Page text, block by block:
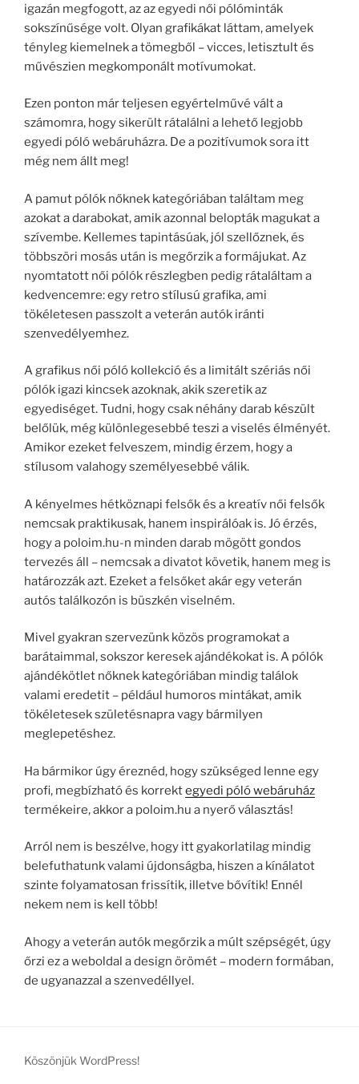
igazán megfogott, az az egyedi női pólóminták
sokszínűsége volt. Olyan grafikákat láttam, amelyek
tényleg kiemelnek a tömegből – vicces, letisztult és
művészien megkomponált motívumokat.
Ezen ponton már teljesen egyértelművé vált a
számomra, hogy sikerült rátalálni a lehető legjobb
egyedi póló webáruházra. De a pozitívumok sora itt
még nem állt meg!
A pamut pólók nőknek kategóriában találtam meg
azokat a darabokat, amik azonnal belopták magukat a
szívembe. Kellemes tapintásúak, jól szellőznek, és
többszöri mosás után is megőrzik a formájukat. Az
nyomtatott női pólók részlegben pedig rátaláltam a
kedvencemre: egy retro stílusú grafika, ami
tökéletesen passzolt a veterán autók iránti
szenvedélyemhez.
A grafikus női póló kollekció és a limitált szériás női
pólók igazi kincsek azoknak, akik szeretik az
egyediséget. Tudni, hogy csak néhány darab készült
belőlük, még különlegesebbé teszi a viselés élményét.
Amikor ezeket felveszem, mindig érzem, hogy a
stílusom valahogy személyesebbé válik.
A kényelmes hétköznapi felsők és a kreatív női felsők
nemcsak praktikusak, hanem inspirálóak is. Jó érzés,
hogy a poloim.hu-n minden darab mögött gondos
tervezés áll – nemcsak a divatot követik, hanem meg is
határozzák azt. Ezeket a felsőket akár egy veterán
autós találkozón is büszkén viselném.
Mivel gyakran szervezünk közös programokat a
barátaimmal, sokszor keresek ajándékokat is. A pólók
ajándékötlet nőknek kategóriában mindig találok
valami eredetit – például humoros mintákat, amik
tökéletesek születésnapra vagy bármilyen
meglepetéshez.
Ha bármikor úgy éreznéd, hogy szükséged lenne egy
profi, megbízható és korrektegyedi póló webáruház
termékeire, akkor a poloim.hu a nyerő választás!
Arról nem is beszélve, hogy itt gyakorlatilag mindig
belefuthatunk valami újdonságba, hiszen a kínálatot
szinte folyamatosan frissítik, illetve bővítik! Ennél
nekem nem is kell több!
Ahogy a veterán autók megőrzik a múlt szépségét, úgy
őrzi ez a weboldal a design örömét – modern formában,
de ugyanazzal a szenvedéllyel.
Köszönjük WordPress!